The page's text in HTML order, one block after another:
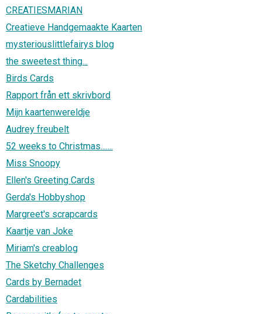
CREATIESMARIAN
Creatieve Handgemaakte Kaarten
mysteriouslittlefairys blog
the sweetest thing...
Birds Cards
Rapport från ett skrivbord
Mijn kaartenwereldje
Audrey freubelt
52 weeks to Christmas.......
Miss Snoopy
Ellen's Greeting Cards
Gerda's Hobbyshop
Margreet's scrapcards
Kaartje van Joke
Miriam's creablog
The Sketchy Challenges
Cards by Bernadet
Cardabilities